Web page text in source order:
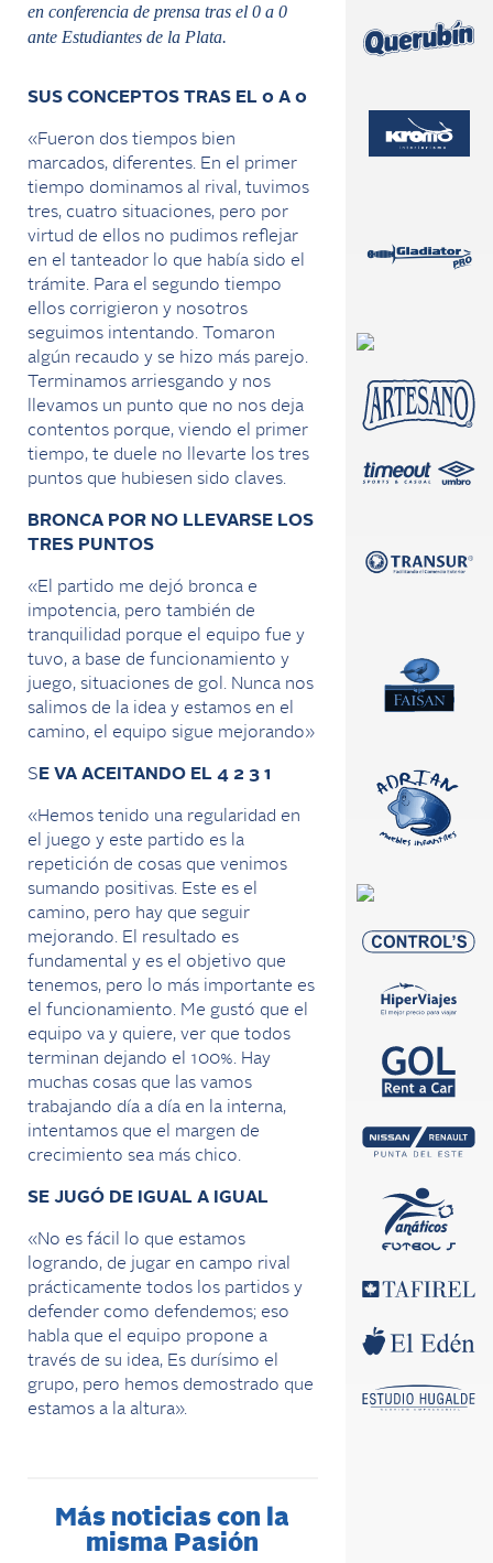
en conferencia de prensa tras el 0 a 0
ante Estudiantes de la Plata.
SUS CONCEPTOS TRAS EL 0 A 0
«Fueron dos tiempos bien
marcados, diferentes. En el primer
tiempo dominamos al rival, tuvimos
tres, cuatro situaciones, pero por
virtud de ellos no pudimos reflejar
en el tanteador lo que había sido el
trámite. Para el segundo tiempo
ellos corrigieron y nosotros
seguimos intentando. Tomaron
algún recaudo y se hizo más parejo.
Terminamos arriesgando y nos
llevamos un punto que no nos deja
contentos porque, viendo el primer
tiempo, te duele no llevarte los tres
puntos que hubiesen sido claves.
BRONCA POR NO LLEVARSE LOS
TRES PUNTOS
«El partido me dejó bronca e
impotencia, pero también de
tranquilidad porque el equipo fue y
tuvo, a base de funcionamiento y
juego, situaciones de gol. Nunca nos
salimos de la idea y estamos en el
camino, el equipo sigue mejorando»
S E VA ACEITANDO EL 4 2 3 1
«Hemos tenido una regularidad en
el juego y este partido es la
repetición de cosas que venimos
sumando positivas. Este es el
camino, pero hay que seguir
mejorando. El resultado es
fundamental y es el objetivo que
tenemos, pero lo más importante es
el funcionamiento. Me gustó que el
equipo va y quiere, ver que todos
terminan dejando el 100%. Hay
muchas cosas que las vamos
trabajando día a día en la interna,
intentamos que el margen de
crecimiento sea más chico.
SE JUGÓ DE IGUAL A IGUAL
«No es fácil lo que estamos
logrando, de jugar en campo rival
prácticamente todos los partidos y
defender como defendemos; eso
habla que el equipo propone a
través de su idea, Es durísimo el
grupo, pero hemos demostrado que
estamos a la altura».
Más noticias con la
misma Pasión